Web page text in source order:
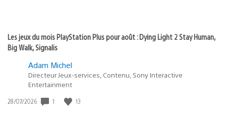
Les jeux du mois PlayStation Plus pour août : Dying Light 2 Stay Human,
Big Walk, Signalis
Adam Michel
Directeur Jeux-services, Contenu, Sony Interactive
Entertainment
Date
28/07/2026 1 13